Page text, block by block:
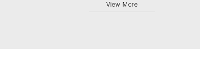
View More